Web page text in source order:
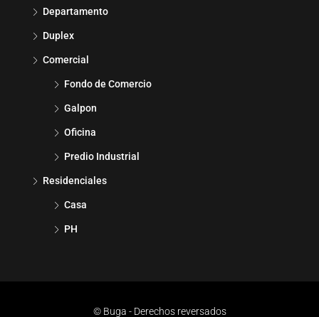
Departamento
Duplex
Comercial
Fondo de Comercio
Galpon
Oficina
Predio Industrial
Residenciales
Casa
PH
© Buga - Derechos reversados